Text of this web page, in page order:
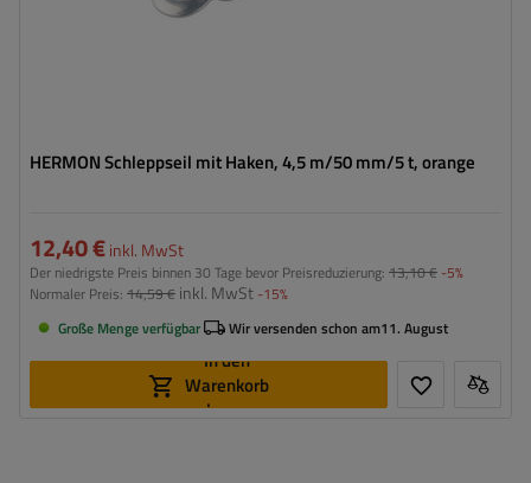
HERMON Schleppseil mit Haken, 4,5 m/50 mm/5 t, orange
12,40 €inkl. MwSt
Der niedrigste Preis binnen 30 Tage bevor Preisreduzierung: 13,10 € -5%
Normaler Preis: 14,59 € inkl. MwSt -15%
Große Menge verfügbar
Wir versenden schon am11. August
In den
Warenkorb
legen